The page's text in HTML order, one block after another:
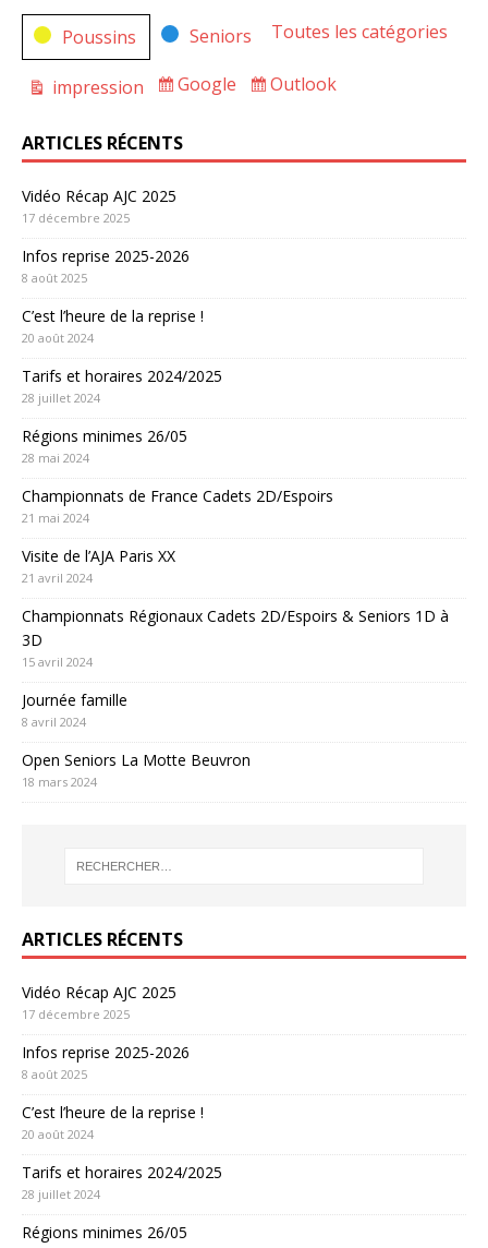
Poussins Seniors Toutes les catégories
Vue
impression
Subscribe
Google
Subscribe
Outlook
ARTICLES RÉCENTS
Vidéo Récap AJC 2025
17 décembre 2025
Infos reprise 2025-2026
8 août 2025
C’est l’heure de la reprise !
20 août 2024
Tarifs et horaires 2024/2025
28 juillet 2024
Régions minimes 26/05
28 mai 2024
Championnats de France Cadets 2D/Espoirs
21 mai 2024
Visite de l’AJA Paris XX
21 avril 2024
Championnats Régionaux Cadets 2D/Espoirs & Seniors 1D à
3D
15 avril 2024
Journée famille
8 avril 2024
Open Seniors La Motte Beuvron
18 mars 2024
ARTICLES RÉCENTS
Vidéo Récap AJC 2025
17 décembre 2025
Infos reprise 2025-2026
8 août 2025
C’est l’heure de la reprise !
20 août 2024
Tarifs et horaires 2024/2025
28 juillet 2024
Régions minimes 26/05